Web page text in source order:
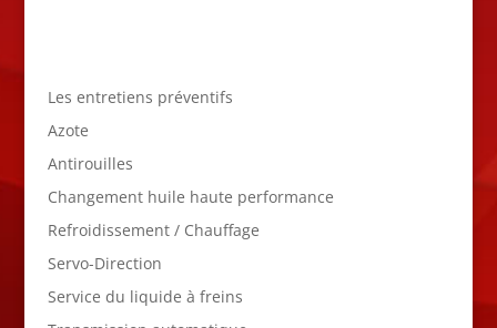
Les entretiens préventifs
Azote
Antirouilles
Changement huile haute performance
Refroidissement / Chauffage
Servo-Direction
Service du liquide à freins